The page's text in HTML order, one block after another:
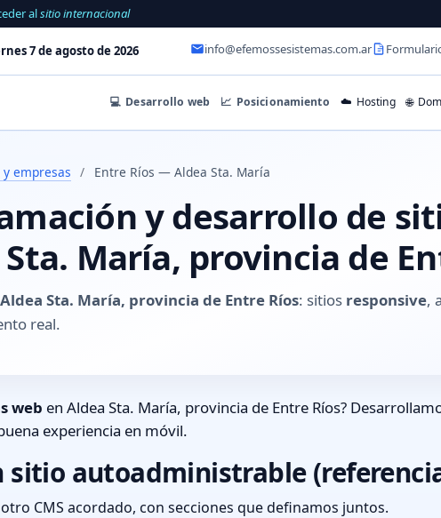
alsitio internacional
7 de agosto de 2026 info@efemossesistemas.com.ar
💻 Desarrollo web 📈 Posicionamiento ☁️ Hosting 🌐
y empresas / Entre Ríos — Aldea Sta. María
y desarrollo de
María, provincia de
Aldea Sta. María, provincia de Entre Ríos: sitios responsive,
real.
web en Aldea Sta. María, provincia de Entre Ríos?
experiencia en móvil.
sitio autoadministrable
CMS acordado, con secciones que definamos juntos.